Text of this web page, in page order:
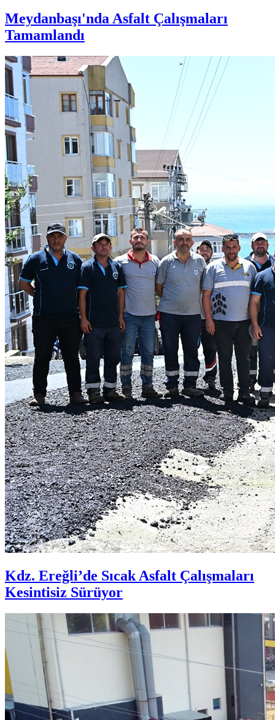
Meydanbaşı'nda Asfalt Çalışmaları
Tamamlandı
Kdz. Ereğli’de Sıcak Asfalt Çalışmaları
Kesintisiz Sürüyor